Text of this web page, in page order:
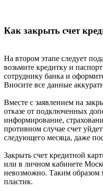
Как закрыть счет
На втором этапе следует
возьмите кредитку и
сотруднику банка и
Вносите все данные
Вместе с заявлением на
отказе от подключенных
информирование,
противном случае счет
следующего месяца, даже
Закрыть счет кредитной
или в личном кабинете
невозможно. Таким образом
пластик.